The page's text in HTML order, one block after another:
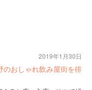
のおしゃれ飲み屋街を徘
2019年1月30日